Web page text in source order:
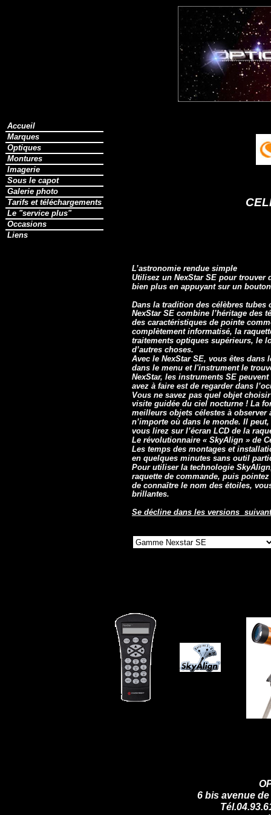
6 bis avenue
L’astronomie rendue simple
Utilisez un NexStar SE pour trouver
bien plus en appuyant sur un
Dans la tradition des célèbres
NexStar SE combine l’héritage des
des caractéristiques de pointe
complètement informatisé, la
traitements optiques supérieurs, le
d’autres choses.
Avec le NexStar SE, vous êtes
dans le menu et l'instrument le
NexStar, les instruments SE
avez à faire est de regarder dans
Vous ne savez pas quel objet
visite guidée du ciel nocturne ! La
meilleurs objets célestes à
n’importe où dans le monde. Il
vous lirez sur l’écran LCD de la
Le révolutionnaire « SkyAlign » de
Les temps des montages et
en quelques minutes sans outil
Pour utiliser la technologie
raquette de commande, puis
de connaître le nom des étoiles,
brillantes.
Se décline dans les versions
Accueil
Marques
Optiques
Montures
Imagerie
Sous le capot
Galerie photo
Tarifs et téléchargements
Le "service plus"
Occasions
Liens